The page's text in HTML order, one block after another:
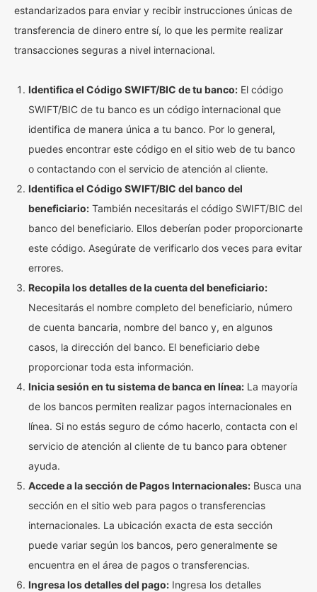
estandarizados para enviar y recibir instrucciones únicas de
transferencia de dinero entre sí, lo que les permite realizar
transacciones seguras a nivel internacional.
Identifica el Código SWIFT/BIC de tu banco: El código
SWIFT/BIC de tu banco es un código internacional que
identifica de manera única a tu banco. Por lo general,
puedes encontrar este código en el sitio web de tu banco
o contactando con el servicio de atención al cliente.
Identifica el Código SWIFT/BIC del banco del
beneficiario: También necesitarás el código SWIFT/BIC del
banco del beneficiario. Ellos deberían poder proporcionarte
este código. Asegúrate de verificarlo dos veces para evitar
errores.
Recopila los detalles de la cuenta del beneficiario:
Necesitarás el nombre completo del beneficiario, número
de cuenta bancaria, nombre del banco y, en algunos
casos, la dirección del banco. El beneficiario debe
proporcionar toda esta información.
Inicia sesión en tu sistema de banca en línea: La mayoría
de los bancos permiten realizar pagos internacionales en
línea. Si no estás seguro de cómo hacerlo, contacta con el
servicio de atención al cliente de tu banco para obtener
ayuda.
Accede a la sección de Pagos Internacionales: Busca una
sección en el sitio web para pagos o transferencias
internacionales. La ubicación exacta de esta sección
puede variar según los bancos, pero generalmente se
encuentra en el área de pagos o transferencias.
Ingresa los detalles del pago: Ingresa los detalles